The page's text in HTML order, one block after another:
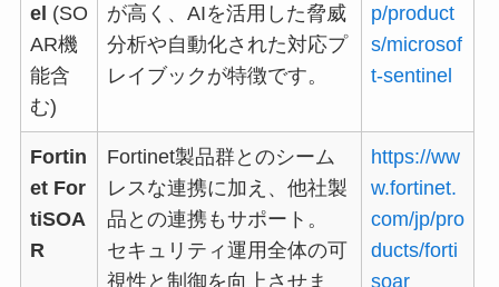
el (SO
AR機
能含
む)
が高く、AIを活用した脅威
分析や自動化された対応プ
レイブックが特徴です。
p/product
s/microsof
t-sentinel
Fortin
et For
tiSOA
R
Fortinet製品群とのシーム
レスな連携に加え、他社製
品との連携もサポート。
セキュリティ運用全体の可
視性と制御を向上させま
https://ww
w.fortinet.
com/jp/pro
ducts/forti
soar